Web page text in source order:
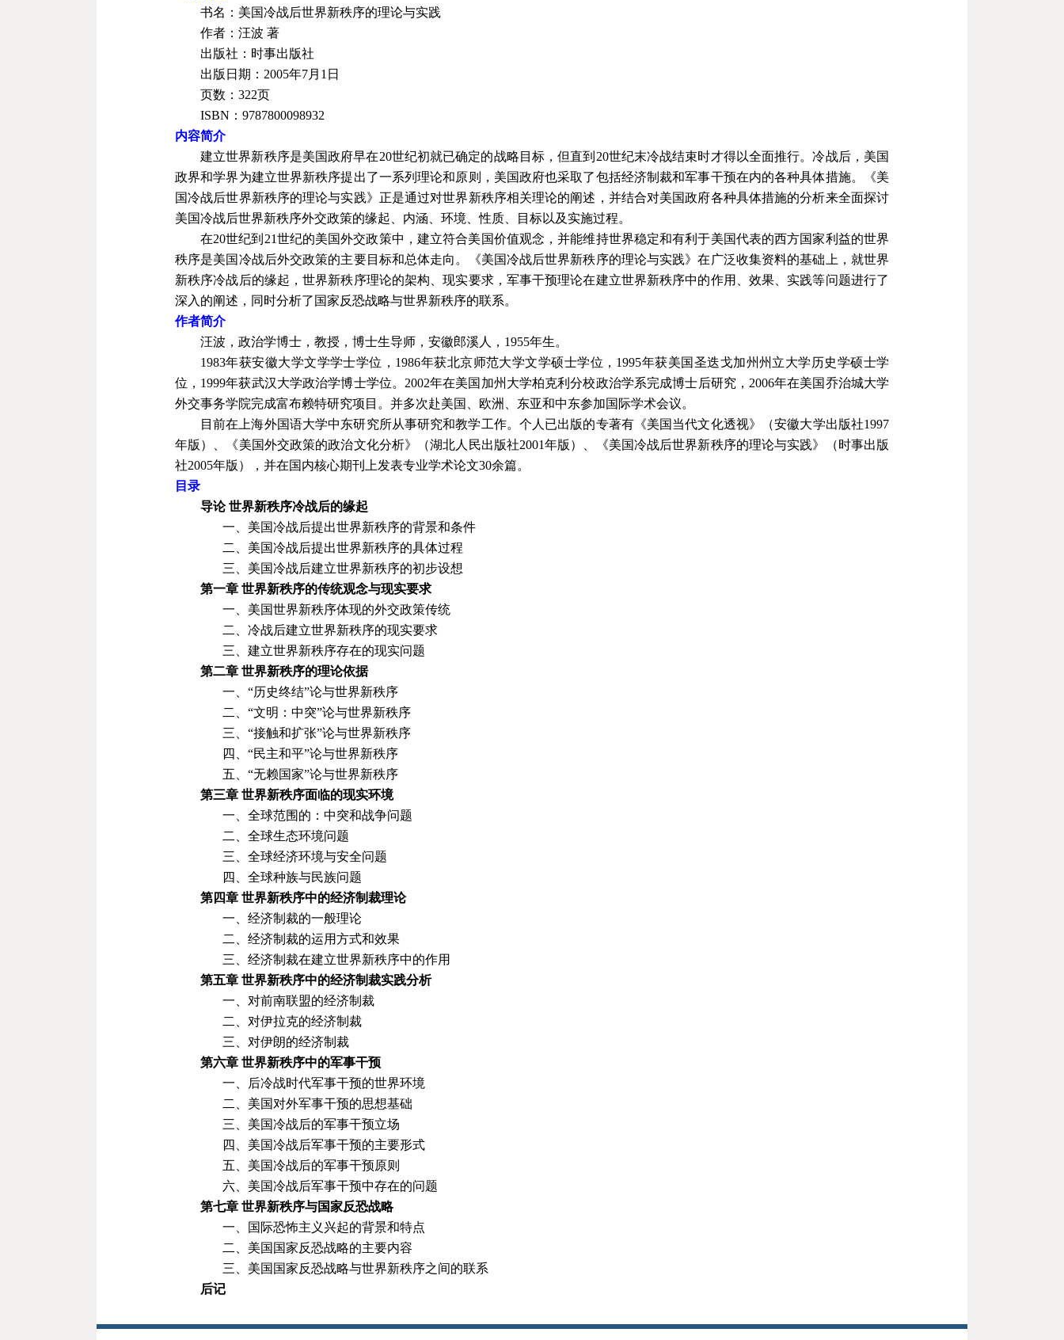
书名：美国冷战后世界新秩序的理论与实践
作者：汪波 著
出版社：时事出版社
出版日期： 2005年7月 1 日
页数： 322页
ISBN ： 9787800098932
内容简介
建立世界新秩序是美国政府早在20世纪初就已确定的战略目标，但直到 20世纪末冷战结束时才得以全面推行。冷战后，美国
政界和学界为建立世界新秩序提出了一系列理论和原则，美国政府也采取了包括经济制裁和军事干预在内的各种具体措施。《美
国冷战后世界新秩序的理论与实践》正是通过对世界新秩序相关理论的阐述，并结合对美国政府各种具体措施的分析来全面探讨
美国冷战后世界新秩序外交政策的缘起、内涵、环境、性质、目标以及实施过程。
在20世纪到 21世纪的美国外交政策中，建立符合美国价值观念，并能维持世界稳定和有利于美国代表的西方国家利益的世界
秩序是美国冷战后外交政策的主要目标和总体走向。《美国冷战后世界新秩序的理论与实践》在广泛收集资料的基础上，就世界
新秩序冷战后的缘起，世界新秩序理论的架构、现实要求，军事干预理论在建立世界新秩序中的作用、效果、实践等问题进行了
深入的阐述，同时分析了国家反恐战略与世界新秩序的联系。
作者简介
汪波，政治学博士，教授，博士生导师，安徽郎溪人， 1955年生。
1983年获安徽大学文学学士学位， 1986年获北京师范大学文学硕士学位， 1995年获美国圣迭戈加州州立大学历史学硕士学
位， 1999年获武汉大学政治学博士学位。 2002年在美国加州大学柏克利分校政治学系完成博士后研究， 2006年在美国乔治城大学
外交事务学院完成富布赖特研究项目。并多次赴美国、欧洲、东亚和中东参加国际学术会议。
目前在上海外国语大学中东研究所从事研究和教学工作。个人已出版的专著有《美国当代文化透视》（安徽大学出版社1997
年版）、《美国外交政策的政治文化分析》（湖北人民出版社2001年版）、《美国冷战后世界新秩序的理论与实践》（时事出版
社2005年版），并在国内核心期刊上发表专业学术论文30余篇。
目录
导论 世界新秩序冷战后的缘起
一、美国冷战后提出世界新秩序的背景和条件
二、美国冷战后提出世界新秩序的具体过程
三、美国冷战后建立世界新秩序的初步设想
第一章 世界新秩序的传统观念与现实要求
一、美国世界新秩序体现的外交政策传统
二、冷战后建立世界新秩序的现实要求
三、建立世界新秩序存在的现实问题
第二章 世界新秩序的理论依据
一、“历史终结”论与世界新秩序
二、“文明：中突”论与世界新秩序
三、“接触和扩张”论与世界新秩序
四、“民主和平”论与世界新秩序
五、“无赖国家”论与世界新秩序
第三章 世界新秩序面临的现实环境
一、全球范围的：中突和战争问题
二、全球生态环境问题
三、全球经济环境与安全问题
四、全球种族与民族问题
第四章 世界新秩序中的经济制裁理论
一、经济制裁的一般理论
二、经济制裁的运用方式和效果
三、经济制裁在建立世界新秩序中的作用
第五章 世界新秩序中的经济制裁实践分析
一、对前南联盟的经济制裁
二、对伊拉克的经济制裁
三、对伊朗的经济制裁
第六章 世界新秩序中的军事干预
一、后冷战时代军事干预的世界环境
二、美国对外军事干预的思想基础
三、美国冷战后的军事干预立场
四、美国冷战后军事干预的主要形式
五、美国冷战后的军事干预原则
六、美国冷战后军事干预中存在的问题
第七章 世界新秩序与国家反恐战略
一、国际恐怖主义兴起的背景和特点
二、美国国家反恐战略的主要内容
三、美国国家反恐战略与世界新秩序之间的联系
后记